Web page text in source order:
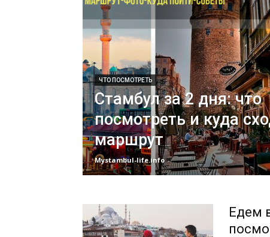
ЧТО ПОСМОТРЕТЬ
Стамбул за 2 дня: что
посмотреть и куда
маршрут
Mystambul-life.info -
Едем